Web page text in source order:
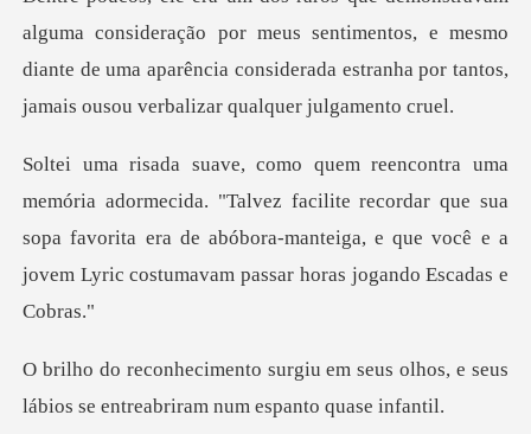
alguma consideração por meus sentimentos, e mesmo
dian
lvez facilite recordar que sua
sopa favorita era de abóbora-manteiga, e q
m seus olhos, e seus
lábios se entr